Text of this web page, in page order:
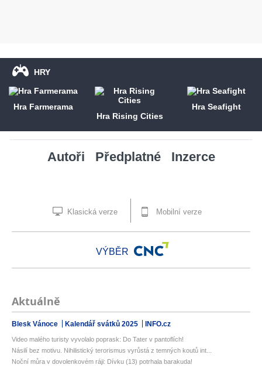
HRY
Hra Farmerama
Hra Rising Cities
Hra Seafight
Autoři Předplatné Inzerce
Klasická verze Mobilní verze
VÝBĚR
Aktuálně
Blesk Vánoce Kalendář svátků 2025 INFO.cz
Video malého turisty vyvolalo poprask: Do Tater v pantoflích!
Násilí bez motivu. Nihilistický terorismus vyrůstá z temných koutů int...
Noční můra v dovolenkovém ráji: Dívku (13) potrhala barakuda!